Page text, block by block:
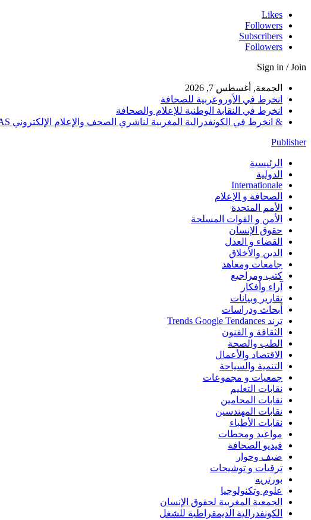
Likes
Followers
Subscribers
Followers
Sign in / Join
الجمعة, أغسطس 7, 2026
انخرط في الأوروعربية للصحافة
انخرط في النقابة الوطنية للإعلام والصحافة
& انخرط في الكونفدرالية المغربية لناشري الصحف والإعلام الإلكتروني MEDIAS
Publisher
الرئيسية
الدولية
Internationale
الصحافة و الإعلام
الأمم المتحدة
الأمن و القوات المسلحة
حقوق الإنسان
القضاء و العدل
الدين والأخلاق
جامعات ومعاهد
كتب ومراجيع
آراء وأفكار
تقارير وبيانات
أبحاث ودراسات
ترند Trends Google Tendances
الثقافة و الفنون
الطب والصحة
الاقتصاد والأعمال
التنمية والسياحة
جمعيات و مجموعات
نقابات التعليم
نقابات المحامين
نقابات المهندسين
نقابات الأطباء
مواعيد ومحطات
فيديو الصحافة
ضيف وحوار
ترقيات و توشيحات
بورتريه
علوم وتكنولوجيا
الجمعية المغربية لحقوق الإنسان
الكونفدرالية الديمقراطية للشغل